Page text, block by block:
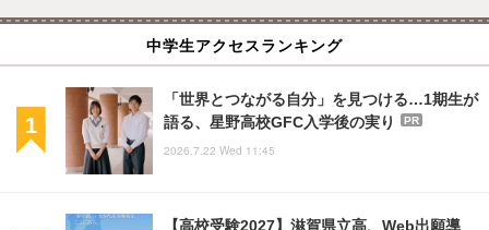
中学生アクセスランキング
「世界とつながる自分」を見つける…1期生が
語る、星野高校GFC入学後の実り
PR
2026.7.22 Wed 11:45
【高校受験2027】滋賀県立高、Web出願導